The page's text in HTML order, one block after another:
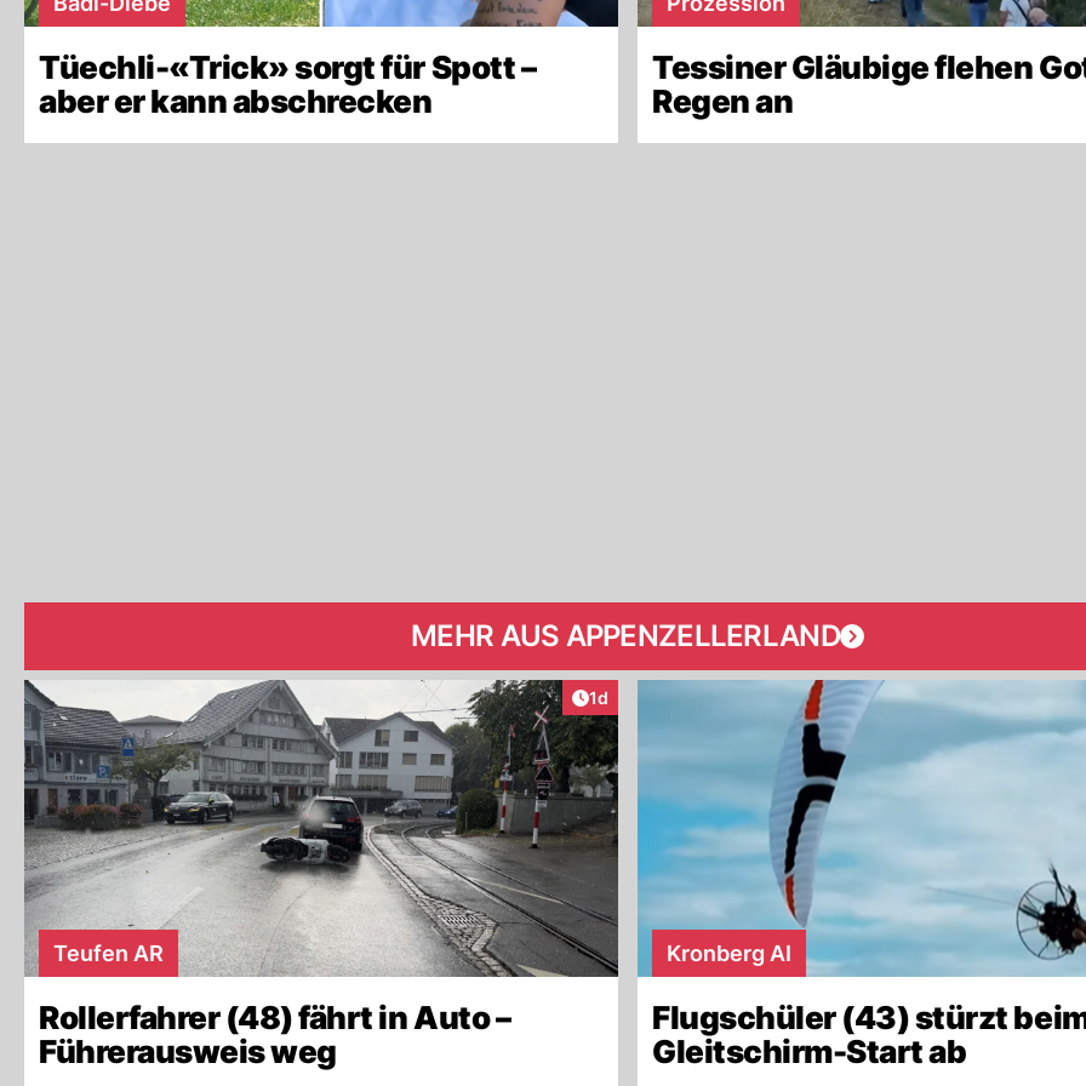
Tüechli-«Trick» sorgt für Spott –
aber er kann abschrecken
Tessiner Gläubige flehen
Regen an
MEHR AUS APPENZELLERLAND
Artikel veröffentlicht:
1d
Teufen AR
Rollerfahrer (48) fährt in Auto –
Führerausweis weg
Kronberg AI
Flugschüler (43) stürzt
Gleitschirm-Start ab